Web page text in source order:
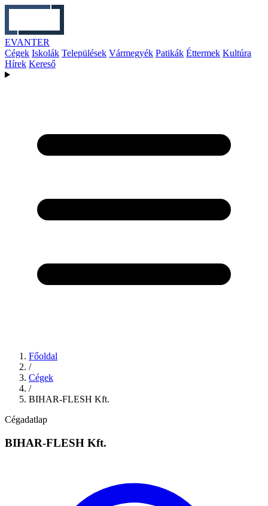
EVANTER
Cégek Iskolák Települések Vármegyék Patikák Éttermek Kultúra
Hírek Kereső
Főoldal
/
Cégek
/
BIHAR-FLESH Kft.
Cégadatlap
BIHAR-FLESH Kft.